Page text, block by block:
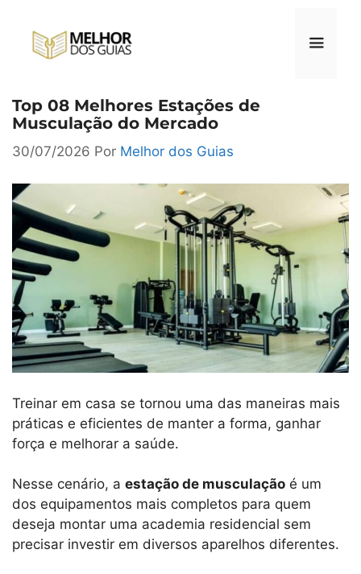
Top 08 Melhores Estações de
Musculação do Mercado
30/07/2026 Por Melhor dos Guias
Treinar em casa se tornou uma das maneiras mais
práticas e eficientes de manter a forma, ganhar
força e melhorar a saúde.
Nesse cenário, a estação de musculação é um
dos equipamentos mais completos para quem
deseja montar uma academia residencial sem
precisar investir em diversos aparelhos diferentes.